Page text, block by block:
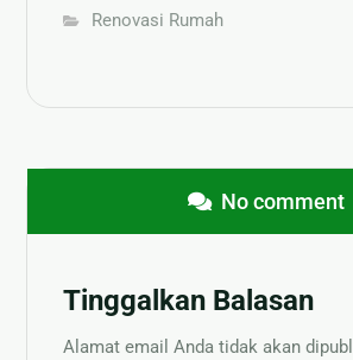
Renovasi Rumah
No comment
Tinggalkan Balasan
Alamat email Anda tidak akan